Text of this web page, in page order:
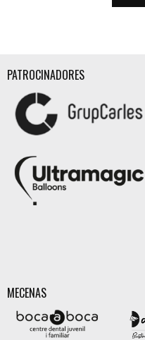
PATROCINADORES
MECENAS